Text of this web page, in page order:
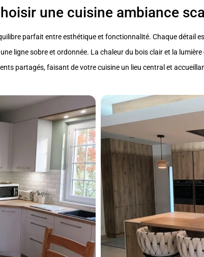
une cuisine ambiance
parfait entre esthétique et fonctionnalité. Chaque détail
ligne sobre et ordonnée. La chaleur du bois clair et la
partagés, faisant de votre cuisine un lieu central et